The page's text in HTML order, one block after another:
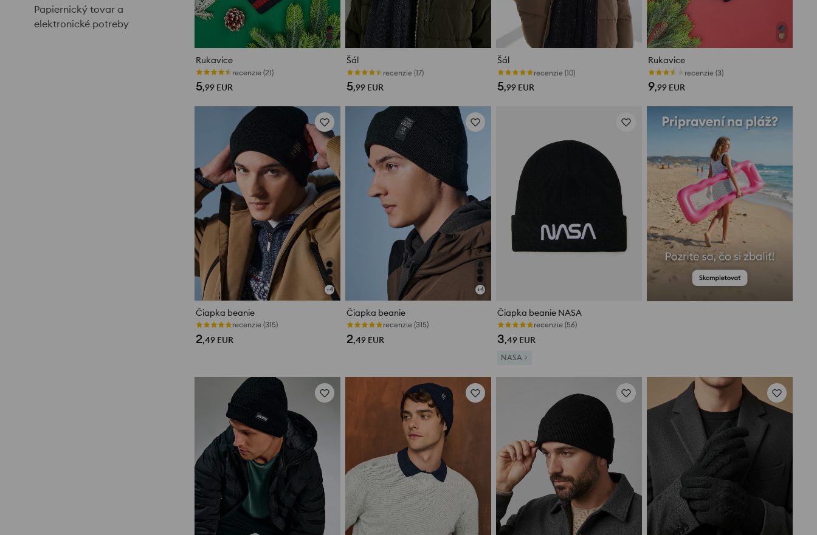
Papiernický tovar a
elektronické potreby
Rukavice
recenzie (21)
5,99 EUR
Šál
recenzie (17)
5,99 EUR
Šál
recenzie (10)
5,99 EUR
Rukavice
recenzie (3)
9,99 EUR
+4
Čiapka beanie
recenzie (315)
2,49 EUR
+4
Čiapka beanie
recenzie (315)
2,49 EUR
Čiapka beanie NASA
recenzie (56)
3,49 EUR
NASA